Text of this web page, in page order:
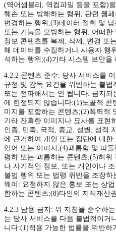
(역어셈블리, 역컴파일 등을 포함)
훼손 또는 방해하는 행위; 관련 웹
변경하는 행위;(3)데이터 절취 및
또는 기능을 모방하는 행위; 어떠
정보 콘텐츠를 복제, 삭제, 변경 또
해 데이터를 수집하거나 사용자 행
석하는 행위;(4)기타 시스템 보안을
4.2.2 콘텐츠 준수: 당사 서비스를
규정 및 감독 요건을 위반하는 불
또는 전파해서는 안 됩니다. 금지
에 한정되지 않습니다:(1)노골적 콘
미지를 포함하는 콘텐츠;(2)폭력적
기타 잔혹한 이미지나 묘사를 표현
인종, 민족, 국적, 종교, 성별, 성적
에 근거하여 개인 또는 집단에 대
언어 또는 이미지;(4)괴롭힘 및 따
폄하 또는 괴롭히는 콘텐츠;(5)허위
나 사기적인 정보, 또는 개인이나
불법 행위 또는 법령 위반을 조장
웨어: 요청하지 않은 홍보 또는 상
함하는 콘텐츠;(8)타인의 지식재산
4.2.3 남용 금지: 위 지침을 준수하
는 당사 서비스를 다음 불법적이거
니다:(1)적용 가능한 법률을 위반하